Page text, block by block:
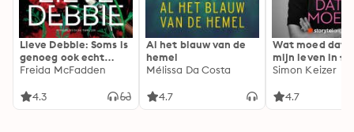
Lieve Debbie: Soms is
genoeg ook echt
genoeg...
Freida McFadden
4.3
Al het blauw van de
hemel
Mélissa Da Costa
4.7
Wat moed dat
mijn leven in
Simon Keizer
4.7